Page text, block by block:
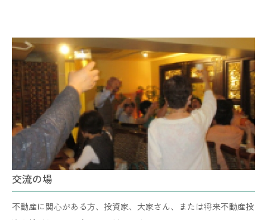
交流の場
不動産に関心がある方、投資家、大家さん、または将来不動産投